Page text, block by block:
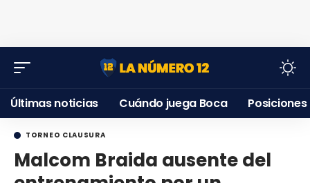
Últimas noticias Cuándo juega Boca Posiciones
TORNEO CLAUSURA
Malcom Braida ausente del